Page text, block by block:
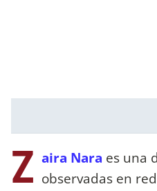
Z aira Nara es una
observadas en